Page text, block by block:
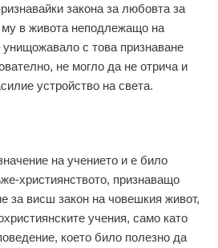
закона за любовта за
в живота неподлежащо на
унищожавало с това признаване
не могло да не отрича и
устройство на света.
на учението и е било
християнството, признаващо
за висш закон на човешкия живот,
учения, само като
което било полезно да